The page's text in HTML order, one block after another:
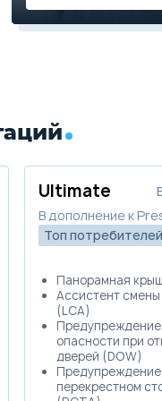
Ultimate
В дополнение к
Топ потребителей
Панорамная
Ассистент
(LCA)
опасности при
дверей (DOW)
перекрестном